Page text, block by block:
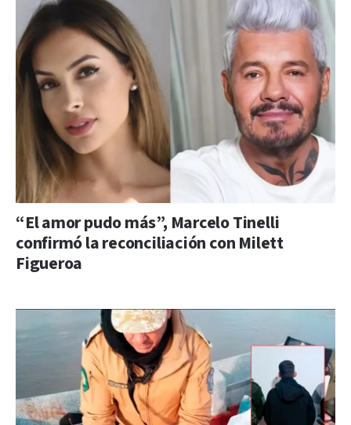
“El amor pudo más”, Marcelo Tinelli
confirmó la reconciliación con Milett
Figueroa